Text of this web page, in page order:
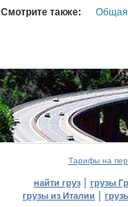
Смотрите также: Общая
Тарифы на
найти груз| грузы
грузы из Италии |